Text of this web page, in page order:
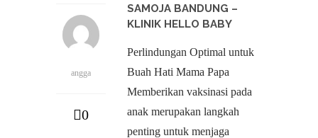
angga
0
SAMOJA BANDUNG –
KLINIK HELLO BABY
Perlindungan Optimal untuk
Buah Hati Mama Papa
Memberikan vaksinasi pada
anak merupakan langkah
penting untuk menjaga